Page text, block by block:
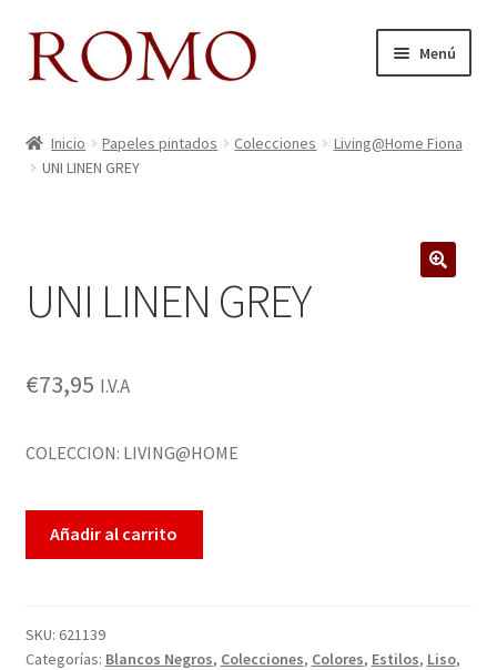
Ir
Ir
al
Menú
Aviso legal
Carrito
Donde Estamos
Enmarcación
Más información sobre las cookies
Inicio Papeles pintados Colecciones
Living@Home Fiona
UNI LINEN GREY
UNI LINEN GREY
€73,95 I.V.A
COLECCION: LIVING@HOME
Añadir al carrito
SKU: 621139
Categorías: Blancos Negros, Colecciones, Colores, Estilos, Liso,